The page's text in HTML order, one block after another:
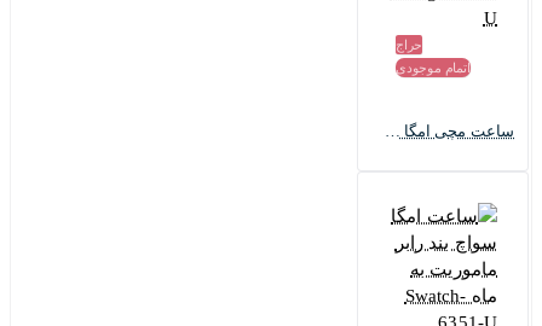
محصول مختصر ولی شگفت انگیز!
## خلاصہ
حراج
اتمام موجودی
ساعت مچی امگا سواچ ماموریت به ماه جدید Omega-7147-U